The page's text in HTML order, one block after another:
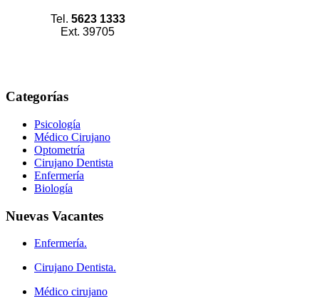
Tel. 5623 1333
Ext. 39705
Categorías
Psicología
Médico Cirujano
Optometría
Cirujano Dentista
Enfermería
Biología
Nuevas Vacantes
Enfermería.
Cirujano Dentista.
Médico cirujano